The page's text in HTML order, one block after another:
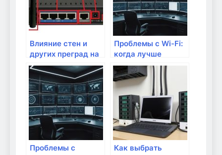
Влияние стен и
других преград на
качество Wi-Fi
сигнала
Проблемы с Wi-Fi:
когда лучше
заменить
маршрутизатор?
Проблемы с
Как выбрать